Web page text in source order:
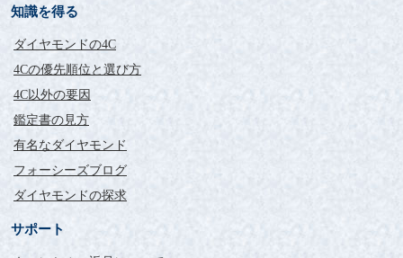
知識を得る
ダイヤモンドの4C
4Cの優先順位と選び方
4C以外の要因
鑑定書の見方
有名なダイヤモンド
フォーシーズブログ
ダイヤモンドの探求
サポート